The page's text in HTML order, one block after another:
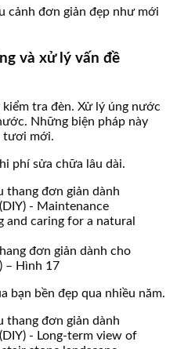
cảnh đơn giản đẹp như mới
và xử lý vấn đề
kiểm tra đèn. Xử lý úng nước
Những biện pháp này
tươi mới.
phí sửa chữa lâu dài.
đơn giản dành cho
– Hình 17
bạn bền đẹp qua nhiều năm.